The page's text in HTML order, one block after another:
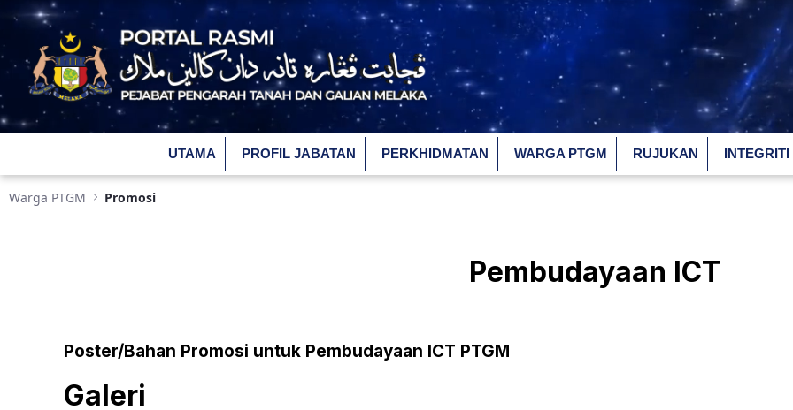
Skip to Main Content
UTAMA PROFIL JABATAN PERKHIDMATAN WARGA PTGM RUJUKAN INTEGRITI
Warga PTGM Promosi
Pembudayaan ICT
Poster/Bahan Promosi untuk Pembudayaan ICT PTGM
Galeri